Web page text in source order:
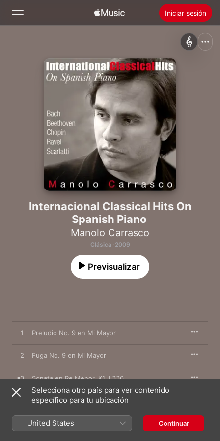
Iniciar sesión
Instalar Apple Music
Internacional Classical Hits On
Spanish Piano
Manolo Carrasco
Clásica · 2009
Previsualizar
1 Preludio No. 9 en Mi Mayor
2 Fuga No. 9 en Mi Mayor
3 Sonata en Re Menor, K1, L336
Sonata No. 23 en Fa Menor, Op. 67
"Appassionata": I. Allegro assai
Sonata No. 23 en Fa Menor, Op. 67
"Appassionata": II. Andante con moto
Selecciona otro país para ver contenido
específico para tu ubicación
United States Continuar